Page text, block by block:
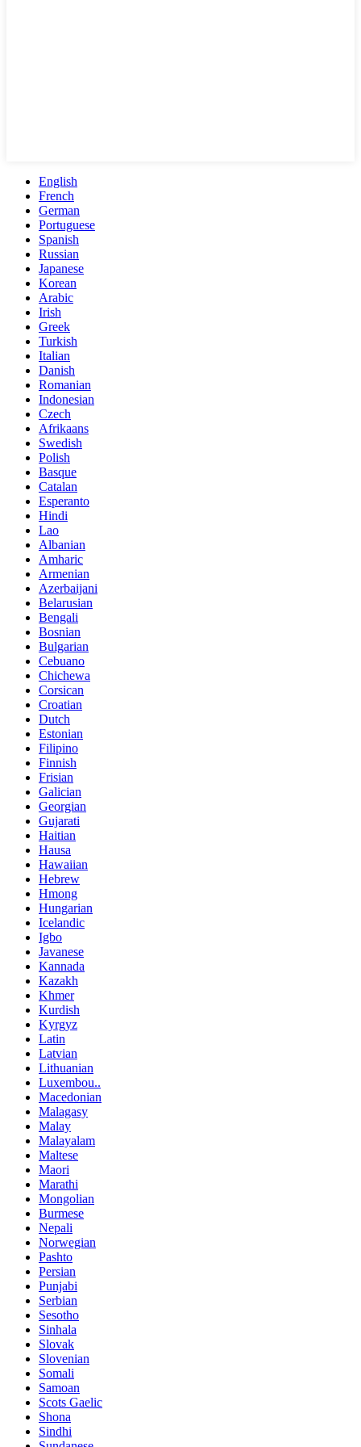
English
French
German
Portuguese
Spanish
Russian
Japanese
Korean
Arabic
Irish
Greek
Turkish
Italian
Danish
Romanian
Indonesian
Czech
Afrikaans
Swedish
Polish
Basque
Catalan
Esperanto
Hindi
Lao
Albanian
Amharic
Armenian
Azerbaijani
Belarusian
Bengali
Bosnian
Bulgarian
Cebuano
Chichewa
Corsican
Croatian
Dutch
Estonian
Filipino
Finnish
Frisian
Galician
Georgian
Gujarati
Haitian
Hausa
Hawaiian
Hebrew
Hmong
Hungarian
Icelandic
Igbo
Javanese
Kannada
Kazakh
Khmer
Kurdish
Kyrgyz
Latin
Latvian
Lithuanian
Luxembou..
Macedonian
Malagasy
Malay
Malayalam
Maltese
Maori
Marathi
Mongolian
Burmese
Nepali
Norwegian
Pashto
Persian
Punjabi
Serbian
Sesotho
Sinhala
Slovak
Slovenian
Somali
Samoan
Scots Gaelic
Shona
Sindhi